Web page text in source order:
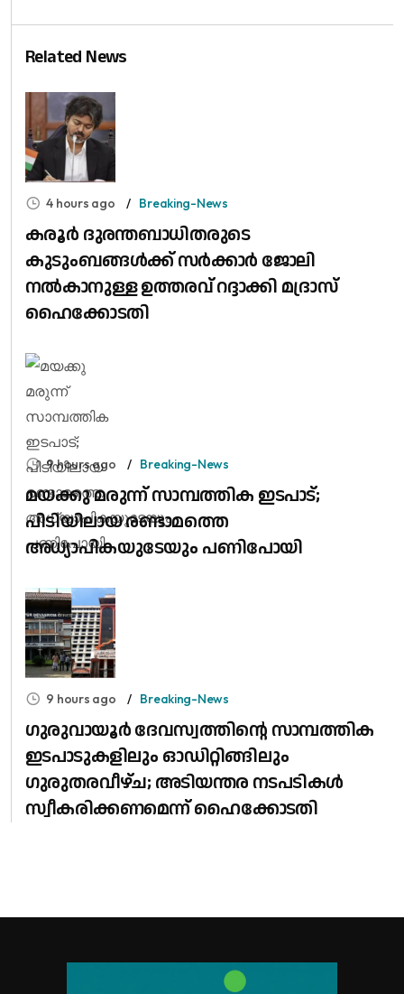
Related News
4 hours ago Breaking-News
കരൂർ ദുരന്തബാധിതരുടെ
കുടുംബങ്ങൾക്ക് സർക്കാർ ജോലി
നൽകാനുള്ള ഉത്തരവ് റദ്ദാക്കി മദ്രാസ്
ഹൈക്കോടതി
9 hours ago Breaking-News
മയക്കു മരുന്ന് സാമ്പത്തിക ഇടപാട്;
പിടിയിലായ രണ്ടാമത്തെ
അധ്യാപികയുടേയും പണിപോയി
9 hours ago Breaking-News
ഗുരുവായൂർ ദേവസ്വത്തിന്റെ സാമ്പത്തിക
ഇടപാടുകളിലും ഓഡിറ്റിങ്ങിലും ​
ഗുരുതരവീഴ്ച; അടിയന്തര നടപടികൾ
സ്വീകരിക്കണമെന്ന് ഹൈക്കോടതി